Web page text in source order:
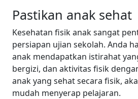
Pastikan anak sehat
Kesehatan fisik anak sangat
persiapan ujian sekolah. Anda
anak mendapatkan istirahat
bergizi, dan aktivitas fisik
anak yang sehat secara fisik,
mudah menyerap pelajaran.